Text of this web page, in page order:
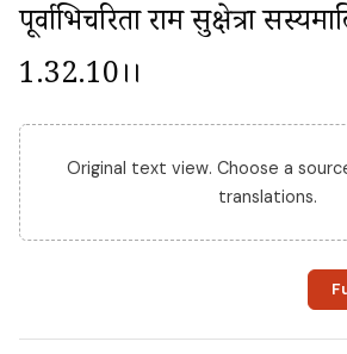
पूर्वाभिचरिता राम सुक्षेत्रा
1.32.10।।
Original text view. Choose a
translations.